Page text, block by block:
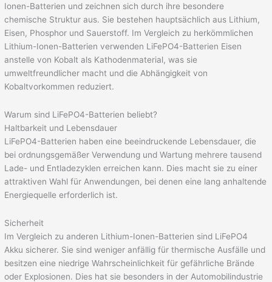
Ionen-Batterien und zeichnen sich durch ihre besondere
chemische Struktur aus. Sie bestehen hauptsächlich aus Lithium,
Eisen, Phosphor und Sauerstoff. Im Vergleich zu herkömmlichen
Lithium-Ionen-Batterien verwenden LiFePO4-Batterien Eisen
anstelle von Kobalt als Kathodenmaterial, was sie
umweltfreundlicher macht und die Abhängigkeit von
Kobaltvorkommen reduziert.
Warum sind LiFePO4-Batterien beliebt?
Haltbarkeit und Lebensdauer
LiFePO4-Batterien haben eine beeindruckende Lebensdauer, die
bei ordnungsgemäßer Verwendung und Wartung mehrere tausend
Lade- und Entladezyklen erreichen kann. Dies macht sie zu einer
attraktiven Wahl für Anwendungen, bei denen eine lang anhaltende
Energiequelle erforderlich ist.
Sicherheit
Im Vergleich zu anderen Lithium-Ionen-Batterien sind LiFePO4
Akku sicherer. Sie sind weniger anfällig für thermische Ausfälle und
besitzen eine niedrige Wahrscheinlichkeit für gefährliche Brände
oder Explosionen. Dies hat sie besonders in der Automobilindustrie